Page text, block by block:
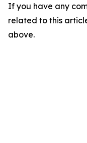
If you have any
related to this
above.